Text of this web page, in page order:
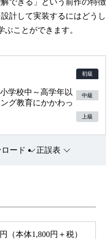
できる」という前作の特徴
計して実装するにはどうし
ことができます。
学校中～高学年以
グ教育にかかわっ
初級
中級
上級
ード 正誤表
（本体1,800円＋税）